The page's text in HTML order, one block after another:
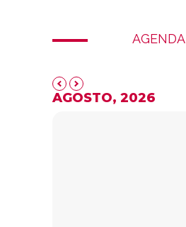
AGENDA
AGOSTO, 2026